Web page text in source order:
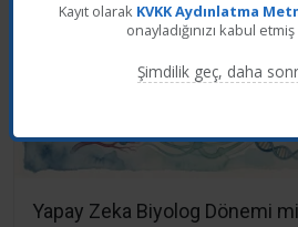
Yapay Zeka Biyolog Dönemi
Kayıt olarak KVKK Aydınlatma
onayladığınızı kabul
Şimdilik geç, daha